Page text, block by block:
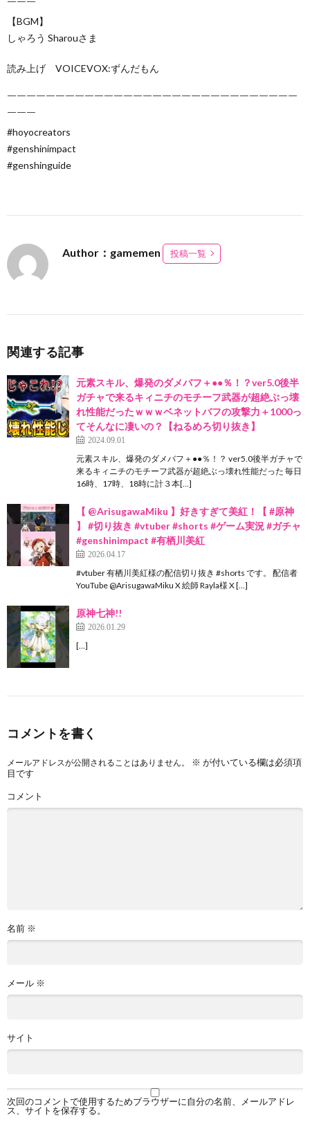
￣￣￣
【BGM】
しゃろう Sharouさま
読み上げ VOICEVOX:ずんだもん
￣￣￣￣￣￣￣￣￣￣￣￣￣￣￣￣￣￣￣￣￣￣￣￣￣￣￣￣￣￣
￣￣￣
#hoyocreators
#genshinimpact
#genshinguide
Author：gamemen 投稿一覧
関連する記事
元素スキル、爆発のダメバフ＋●●％！？ver5.0後半
ガチャで来るキィニチのモチーフ武器が超絶ぶっ壊
れ性能だったｗｗｗベネットバフの攻撃力＋1000っ
てそんなに凄いの？【ねるめろ切り抜き】
2024.09.01
元素スキル、爆発のダメバフ＋●●％！？ ver5.0後半ガチャで
来るキィニチのモチーフ武器が超絶ぶっ壊れ性能だった 毎日
16時、17時、18時に計３本[…]
【 @ArisugawaMiku 】好きすぎて美紅！【 #原神
】 #切り抜き #vtuber #shorts #ゲーム実況 #ガチャ
#genshinimpact #有栖川美紅
2026.04.17
#vtuber 有栖川美紅様の配信切り抜き #shorts です。 配信者
YouTube @ArisugawaMiku X 絵師 Rayla様 X […]
原神七神!!
2026.01.29
[…]
コメントを書く
メールアドレスが公開されることはありません。 ※ が付いている欄は必須項
目です
コメント
名前 ※
メール ※
サイト
次回のコメントで使用するためブラウザーに自分の名前、メールアドレ
ス、サイトを保存する。